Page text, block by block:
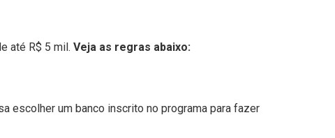
até R$ 5 mil. Veja as regras abaixo:
escolher um banco inscrito no programa para fazer